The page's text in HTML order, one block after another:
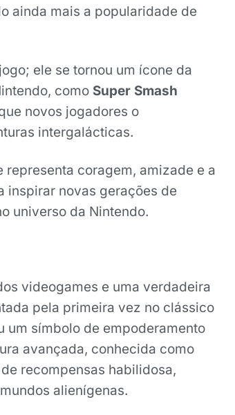
ainda mais a popularidade de
ele se tornou um ícone da
como Super Smash
novos jogadores o
intergalácticas.
representa coragem, amizade e a
inspirar novas gerações de
universo da Nintendo.
videogames e uma verdadeira
pela primeira vez no clássico
um símbolo de empoderamento
avançada, conhecida como
recompensas habilidosa,
alienígenas.